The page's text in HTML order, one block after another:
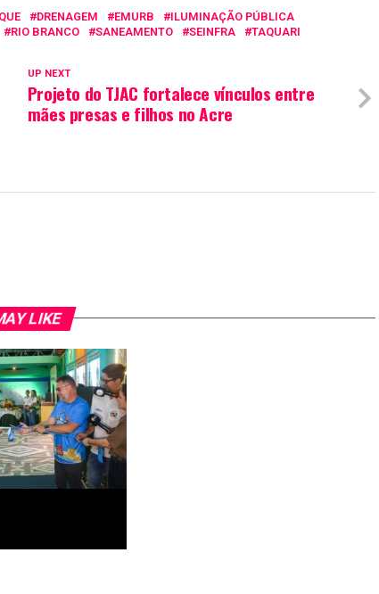
DRENAGEM EMURB
ILUMINAÇÃO PÚBLICA
RIO BRANCO SANEAMENTO SEINFRA TAQUARI
UP NEXT
Projeto do TJAC fortalece vínculos entre
mães presas e filhos no Acre
LIKE